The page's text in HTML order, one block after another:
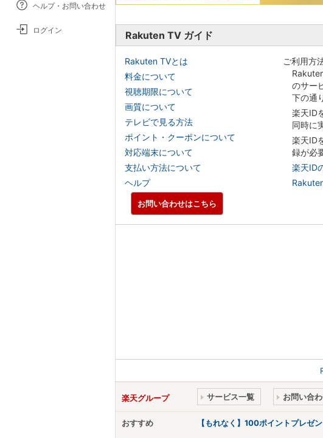
ヘルプ・お問い合わせ
ログイン Rakuten TV ガイド
Rakuten TVとは
料金について
視聴期限について
画質について
テレビで見る方法
ポイント・クーポンについて
対応端末について
支払い方法について
ヘルプ
ご利用方
のサー
下の通
楽天ID
同時に
楽天ID
録が必
楽天ID
お問い合わせはこちら
楽天グループ サービス一覧 お問い合
おすすめ 【もれなく】100ポイントプレゼ